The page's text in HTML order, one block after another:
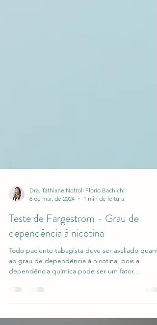
Dra. Tathiane Nottoli Florio Bachichi
6 de mar. de 2024
1 min de leitura
Teste de Fargestrom - Grau de
dependência à nicotina
Todo paciente tabagista deve ser avaliado
dependência química pode ser um fator...